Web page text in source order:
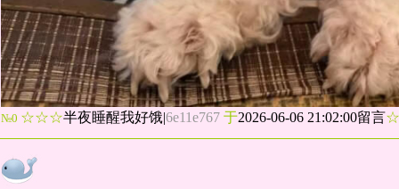
№0 ☆☆☆半夜睡醒我好饿|6e11e767 于2026-06-06 21:02:00留言